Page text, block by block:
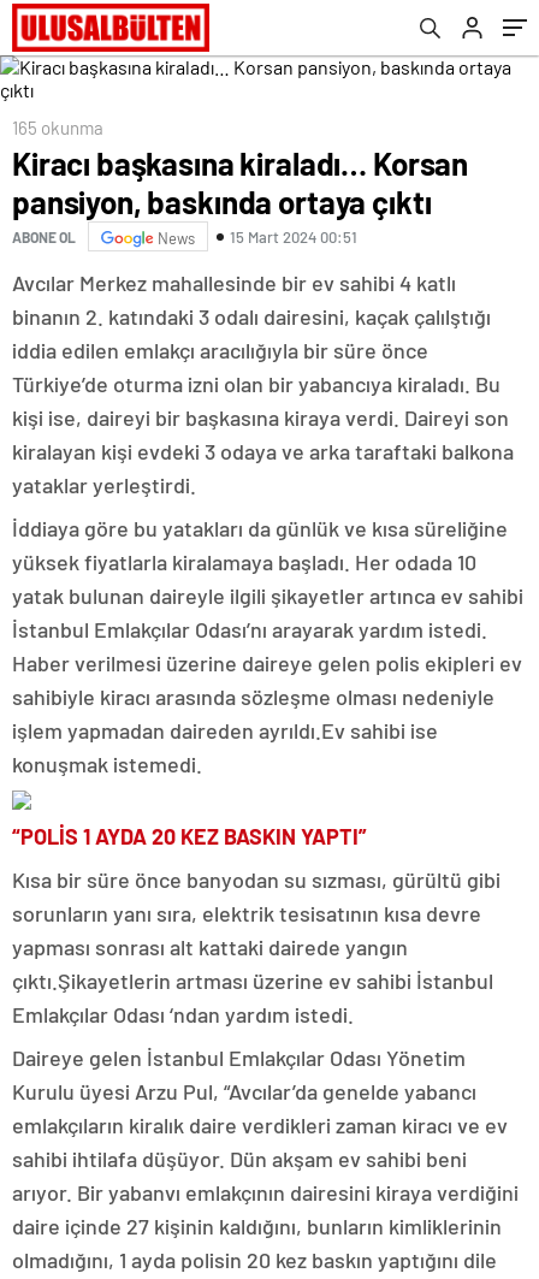
165 okunma
Kiracı başkasına kiraladı… Korsan
pansiyon, baskında ortaya çıktı
ABONE OL News 15 Mart 2024 00:51
Avcılar Merkez mahallesinde bir ev sahibi 4 katlı
binanın 2. katındaki 3 odalı dairesini, kaçak çalılştığı
iddia edilen emlakçı aracılığıyla bir süre önce
Türkiye’de oturma izni olan bir yabancıya kiraladı. Bu
kişi ise, daireyi bir başkasına kiraya verdi. Daireyi son
kiralayan kişi evdeki 3 odaya ve arka taraftaki balkona
yataklar yerleştirdi.
İddiaya göre bu yatakları da günlük ve kısa süreliğine
yüksek fiyatlarla kiralamaya başladı. Her odada 10
yatak bulunan daireyle ilgili şikayetler artınca ev sahibi
İstanbul Emlakçılar Odası’nı arayarak yardım istedi.
Haber verilmesi üzerine daireye gelen polis ekipleri ev
sahibiyle kiracı arasında sözleşme olması nedeniyle
işlem yapmadan daireden ayrıldı.Ev sahibi ise
konuşmak istemedi.
“POLİS 1 AYDA 20 KEZ BASKIN YAPTI”
Kısa bir süre önce banyodan su sızması, gürültü gibi
sorunların yanı sıra, elektrik tesisatının kısa devre
yapması sonrası alt kattaki dairede yangın
çıktı.Şikayetlerin artması üzerine ev sahibi İstanbul
Emlakçılar Odası ‘ndan yardım istedi.
Daireye gelen İstanbul Emlakçılar Odası Yönetim
Kurulu üyesi Arzu Pul, “Avcılar’da genelde yabancı
emlakçıların kiralık daire verdikleri zaman kiracı ve ev
sahibi ihtilafa düşüyor. Dün akşam ev sahibi beni
arıyor. Bir yabanvı emlakçının dairesini kiraya verdiğini
daire içinde 27 kişinin kaldığını, bunların kimliklerinin
olmadığını, 1 ayda polisin 20 kez baskın yaptığını dile